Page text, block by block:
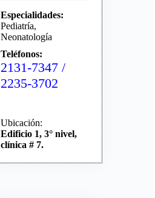
Especialidades:
Pediatría,
Neonatología
Teléfonos:
2131-7347 /
2235-3702
Ubicación:
Edificio 1, 3° nivel,
clínica # 7.